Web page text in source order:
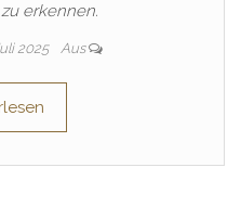
erkennen.
2025 Aus